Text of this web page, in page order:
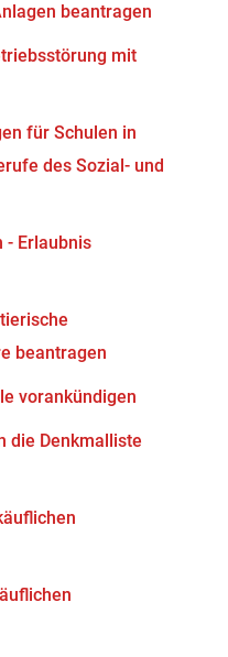
beantragen
mit
für Schulen in
des Sozial- und
- Erlaubnis
beantragen
vorankündigen
die Denkmalliste